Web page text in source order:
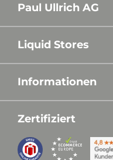
Paul Ullrich AG
Liquid Stores
Informationen
Zertifiziert